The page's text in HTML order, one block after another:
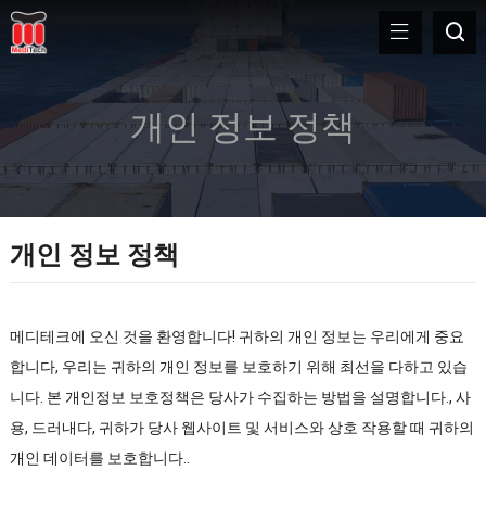
개인 정보 정책
개인 정보 정책
메디테크에 오신 것을 환영합니다! 귀하의 개인 정보는 우리에게 중요
합니다, 우리는 귀하의 개인 정보를 보호하기 위해 최선을 다하고 있습
니다. 본 개인정보 보호정책은 당사가 수집하는 방법을 설명합니다., 사
용, 드러내다, 귀하가 당사 웹사이트 및 서비스와 상호 작용할 때 귀하의
개인 데이터를 보호합니다..